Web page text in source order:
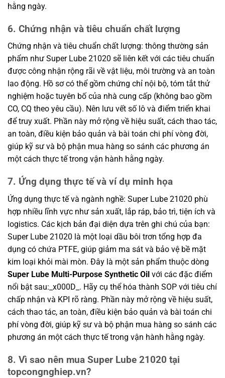
hằng ngày.
6. Chứng nhận và tiêu chuẩn chất lượng
Chứng nhận và tiêu chuẩn chất lượng: thông thường sản
phẩm như Super Lube 21020 sẽ liên kết với các tiêu chuẩn
được công nhận rộng rãi về vật liệu, môi trường và an toàn
lao động. Hồ sơ có thể gồm chứng chỉ nội bộ, tóm tắt thử
nghiệm hoặc tuyên bố của nhà cung cấp (không bao gồm
CO, CQ theo yêu cầu). Nên lưu vết số lô và điểm triển khai
để truy xuất. Phần này mở rộng về hiệu suất, cách thao tác,
an toàn, điều kiện bảo quản và bài toán chi phí vòng đời,
giúp kỹ sư và bộ phận mua hàng so sánh các phương án
một cách thực tế trong vận hành hằng ngày.
7. Ứng dụng thực tế và ví dụ minh họa
Ứng dụng thực tế và ngành nghề: Super Lube 21020 phù
hợp nhiều lĩnh vực như sản xuất, lắp ráp, bảo trì, tiện ích và
logistics. Các kịch bản đại diện dựa trên ghi chú của bạn:
Super Lube 21020 là một loại dầu bôi trơn tổng hợp đa
dụng có chứa PTFE, giúp giảm ma sát và bảo vệ bề mặt
kim loại khỏi mài mòn. Đây là một sản phẩm thuộc dòng
Super Lube Multi-Purpose Synthetic Oil với các đặc điểm
nổi bật sau:_x000D_. Hãy cụ thể hóa thành SOP với tiêu chí
chấp nhận và KPI rõ ràng. Phần này mở rộng về hiệu suất,
cách thao tác, an toàn, điều kiện bảo quản và bài toán chi
phí vòng đời, giúp kỹ sư và bộ phận mua hàng so sánh các
phương án một cách thực tế trong vận hành hằng ngày.
8. Vì sao nên mua Super Lube 21020 tại
topcongnghiep.vn?